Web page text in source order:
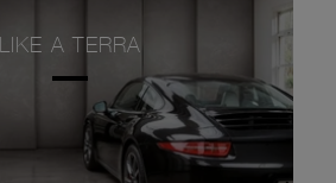
LIKE A TERRA